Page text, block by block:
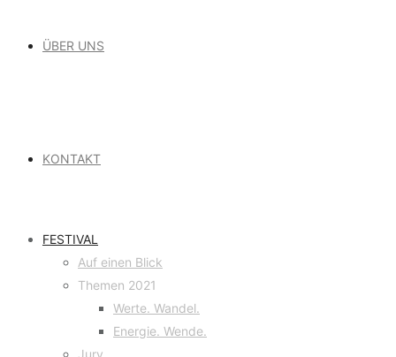
ÜBER UNS
KONTAKT
FESTIVAL
Auf einen Blick
Themen 2021
Werte. Wandel.
Energie. Wende.
Jury